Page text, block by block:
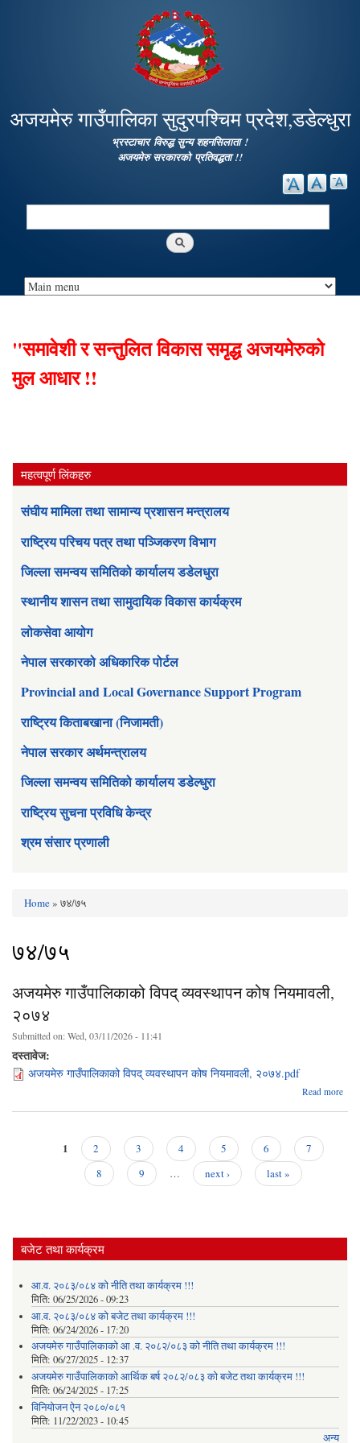
main
content
अजयमेरु गाउँपालिका सुदुरपश्चिम प्रदेश,डडेल्धुरा
भ्रस्टाचार विरुद्ध सुन्य शहनसिलाता !
अजयमेरु सरकारको प्रतिवद्धता !!
Search
"समावेशी र सन्तुलित विकास समृद्ध अजयमेरुको
मुल आधार !!
महत्वपूर्ण लिंकहरु
संघीय मामिला तथा सामान्य प्रशासन मन्त्रालय
राष्ट्रिय परिचय पत्र तथा पञ्जिकरण विभाग
जिल्ला समन्वय समितिको कार्यालय डडेलधुरा
स्थानीय शासन तथा सामुदायिक विकास कार्यक्रम
लोकसेवा आयोग
नेपाल सरकारको अधिकारिक पोर्टल
Provincial and Local Governance Support Program
राष्ट्रिय किताबखाना (निजामती)
नेपाल सरकार अर्थमन्त्रालय
जिल्ला समन्वय समितिको कार्यालय डडेल्धुरा
राष्ट्रिय सुचना प्रविधि केन्द्र
श्रम संसार प्रणाली
Home» ७४/७५
७४/७५
अजयमेरु गाउँपालिकाको विपद् व्यवस्थापन कोष नियमावली,
२०७४
Submitted on:Wed, 03/11/2026 - 11:41
दस्तावेज:
अजयमेरु गाउँपालिकाको विपद् व्यवस्थापन कोष नियमावली, २०७४.pdf
Read more
1 2 3 4 5 6
7
8
9 … next › last »
बजेट तथा कार्यक्रम
आ.व. २०८३/०८४ को नीति तथा कार्यक्रम !!!
मिति: 06/25/2026 - 09:23
आ.व. २०८३/०८४ को बजेट तथा कार्यक्रम !!!
मिति: 06/24/2026 - 17:20
अजयमेरु गाउँपालिकाको आ .व. २०८२/०८३ को नीति तथा कार्यक्रम !!!
मिति: 06/27/2025 - 12:37
अजयमेरु गाउँपालिकाको आर्थिक बर्ष २०८२/०८३ को बजेट तथा कार्यक्रम !!!
मिति: 06/24/2025 - 17:25
विनियोजन ऐन २०८०/०८१
मिति: 11/22/2023 - 10:45
अन्य